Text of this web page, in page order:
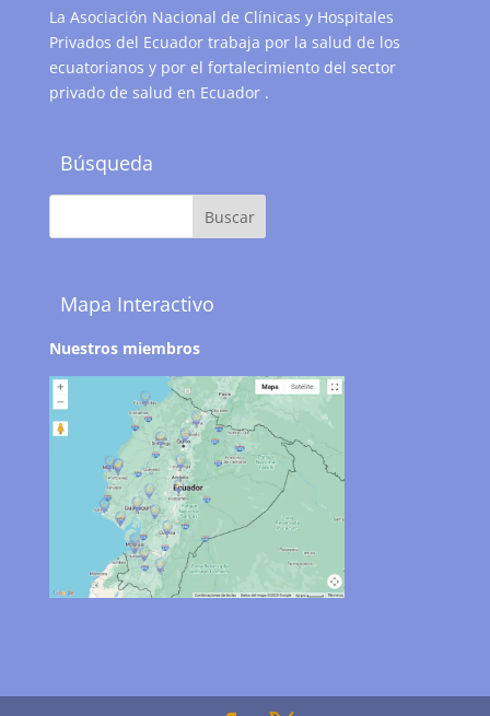
La Asociación Nacional de Clínicas y Hospitales
Privados del Ecuador trabaja por la salud de los
ecuatorianos y por el fortalecimiento del sector
privado de salud en Ecuador .
Búsqueda
Mapa Interactivo
Nuestros miembros